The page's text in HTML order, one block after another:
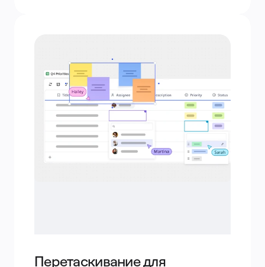
Перетаскивание для